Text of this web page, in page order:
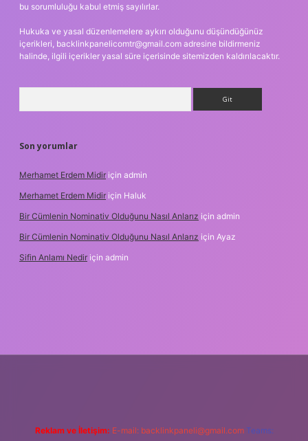
bu sorumluluğu kabul etmiş sayılırlar.
Hukuka ve yasal düzenlemelere aykırı olduğunu düşündüğünüz
içerikleri, backlinkpanelicomtr@gmail.com adresine bildirmeniz
halinde, ilgili içerikler yasal süre içerisinde sitemizden kaldırılacaktır.
Son yorumlar
Merhamet Erdem Midir için admin
Merhamet Erdem Midir için Haluk
Bir Cümlenin Nominativ Olduğunu Nasıl Anlarız için admin
Bir Cümlenin Nominativ Olduğunu Nasıl Anlarız için Ayaz
Sifin Anlamı Nedir için admin
Reklam ve İletişim: E-mail: backlinkpaneli@gmail.com Teams: